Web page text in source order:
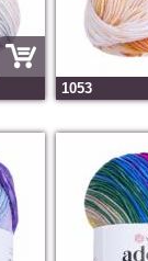
1053